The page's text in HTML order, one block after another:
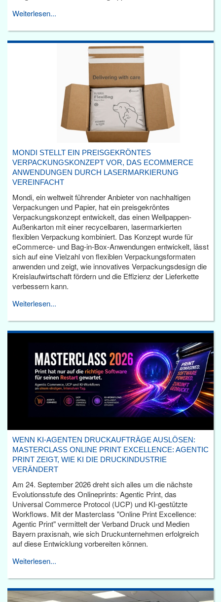
Weiterlesen...
MONDI STELLT EIN PREISGEKRÖNTES
VERPACKUNGSKONZEPT VOR, DAS ECOMMERCE
ANWENDUNGEN DURCH LASERMARKIERUNG
VEREINFACHT
Mondi, ein weltweit führender Anbieter von nachhaltigen
Verpackungen und Papier, hat ein preisgekröntes
Verpackungskonzept entwickelt, das einen Wellpappen-
Außenkarton mit einer recycelbaren, lasermarkierten
flexiblen Verpackung kombiniert. Das Konzept wurde für
eCommerce- und Bag-in-Box-Anwendungen entwickelt, lässt
sich auf eine Vielzahl von flexiblen Verpackungsformaten
anwenden und zeigt, wie innovatives Verpackungsdesign die
Kreislaufwirtschaft fördern und die Effizienz der Lieferkette
verbessern kann.
Weiterlesen...
WENN KI-AGENTEN DRUCKAUFTRÄGE AUSLÖSEN:
MASTERCLASS ONLINE PRINT EXCELLENCE: AGENTIC
PRINT ZEIGT, WIE KI DIE DRUCKINDUSTRIE
VERÄNDERT
Am 24. September 2026 dreht sich alles um die nächste
Evolutionsstufe des Onlineprints: Agentic Print, das
Universal Commerce Protocol (UCP) und KI-gestützte
Workflows. Mit der Masterclass "Online Print Excellence:
Agentic Print" vermittelt der Verband Druck und Medien
Bayern praxisnah, wie sich Druckunternehmen erfolgreich
auf diese Entwicklung vorbereiten können.
Weiterlesen...